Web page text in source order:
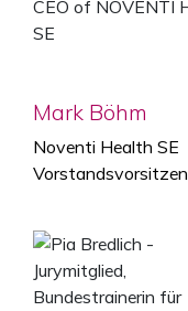
Votingfrist: 16.
Zum Voting
Mark Böhm
Noventi Health SE